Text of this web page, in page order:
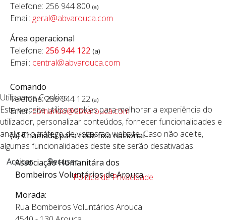
Telefone: 256 944 800 (a)
Email: geral@abvarouca.com
Área operacional
Telefone: 256 944 122 (a)
Email: central@abvarouca.com
Comando
Telefone: 256 944 122 (a)
Email:comando@abvarouca.com
(a) Chamada para rede fixa nacional
Associação Humanitára dos
Bombeiros Voluntários de Arouca
Morada:
Rua Bombeiros Voluntários Arouca
Utilizamos Cookies
Este website utiliza cookies para melhorar a experiência do
utilizador, personalizar conteúdos, fornecer funcionalidades e
analisar o tráfego de visitas ao website. Caso não aceite,
algumas funcionalidades deste site serão desativadas.
Aceitar
Recusar
Política de Privacidade